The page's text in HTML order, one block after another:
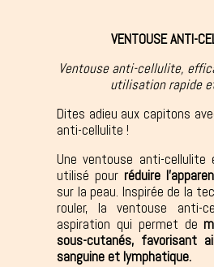
VENTOUSE ANTI-
Ventouse anti-cellulite,
utilisation rapide
Dites adieu aux capitons
anti-cellulite !
Une ventouse anti-
utilisé pour réduire
sur la peau. Inspirée de la
rouler, la ventouse anti-
aspiration qui permet de
sous-cutanés, favorisant
sanguine et lymphatique.